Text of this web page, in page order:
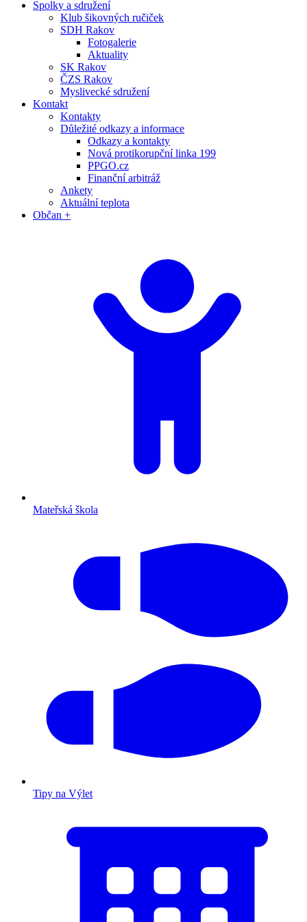
Spolky a sdružení
Klub šikovných ručiček
SDH Rakov
Fotogalerie
Aktuality
SK Rakov
ČZS Rakov
Myslivecké sdružení
Kontakt
Kontakty
Důležité odkazy a informace
Odkazy a kontakty
Nová protikorupční linka 199
PPGO.cz
Finanční arbitráž
Ankety
Aktuální teplota
Občan +
Mateřská škola
Tipy na Výlet